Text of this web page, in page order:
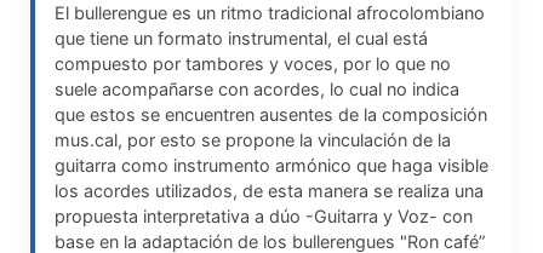
El bullerengue es un ritmo tradicional afrocolombiano
que tiene un formato instrumental, el cual está
compuesto por tambores y voces, por lo que no
suele acompañarse con acordes, lo cual no indica
que estos se encuentren ausentes de la composición
mus.cal, por esto se propone la vinculación de la
guitarra como instrumento armónico que haga visible
los acordes utilizados, de esta manera se realiza una
propuesta interpretativa a dúo -Guitarra y Voz- con
base en la adaptación de los bullerengues "Ron café”